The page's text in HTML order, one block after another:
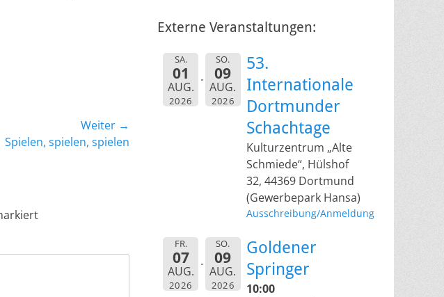
Weiter →
Spielen, spielen, spielen
Externe Veranstaltungen:
SA.
01
AUG.
2026
SO.
09
AUG.
2026
53.
Internationale
Dortmunder
Schachtage
Kulturzentrum „Alte
Schmiede“, Hülshof
32, 44369 Dortmund
(Gewerbepark Hansa)
Ausschreibung/Anmeldung
FR.
07
AUG.
2026
SO.
09
AUG.
2026
Goldener
Springer
10:00